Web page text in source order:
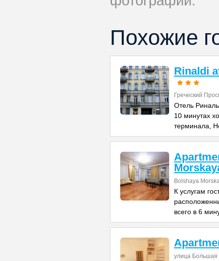
Похожие
Rinaldi
Греческий
Отель
10 минутах
терминала,
Bolshaya
К услугам
всего в 6
улица Большая